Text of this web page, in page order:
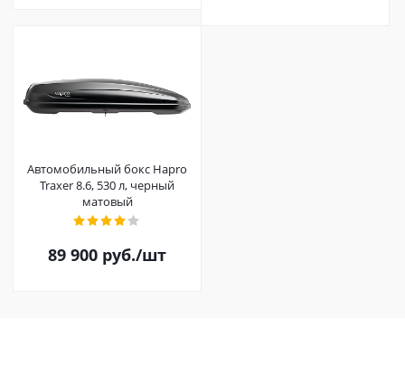
Автомобильный бокс Hapro
Traxer 8.6, 530 л, черный
матовый
89 900 руб./шт